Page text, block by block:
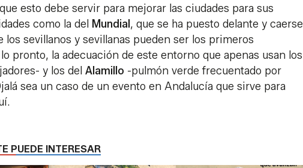
esto debe servir para mejorar las ciudades para sus
como la del Mundial, que se ha puesto delante y caerse
sevillanos y sevillanas pueden ser los primeros
pronto, la adecuación de este entorno que apenas usan los
y los del Alamillo -pulmón verde frecuentado por
sea un caso de un evento en Andalucía que sirve para
PUEDE INTERESAR